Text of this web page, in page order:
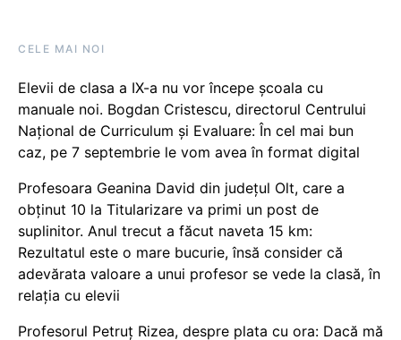
CELE MAI NOI
Elevii de clasa a IX-a nu vor începe școala cu
manuale noi. Bogdan Cristescu, directorul Centrului
Național de Curriculum și Evaluare: În cel mai bun
caz, pe 7 septembrie le vom avea în format digital
Profesoara Geanina David din județul Olt, care a
obținut 10 la Titularizare va primi un post de
suplinitor. Anul trecut a făcut naveta 15 km:
Rezultatul este o mare bucurie, însă consider că
adevărata valoare a unui profesor se vede la clasă, în
relația cu elevii
Profesorul Petruț Rizea, despre plata cu ora: Dacă mă